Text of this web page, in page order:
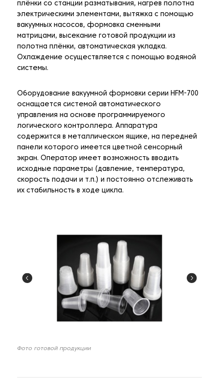
плёнки со станции разматывания, нагрев полотна
электрическими элементами, вытяжка с помощью
вакуумных насосов, формовка сменными
матрицами, высекание готовой продукции из
полотна плёнки, автоматическая укладка.
Охлаждение осуществляется с помощью водяной
системы.
Оборудование вакуумной формовки серии HFM-700
оснащается системой автоматического
управления на основе программируемого
логического контроллера. Аппаратура
содержится в металлическом ящике, на передней
панели которого имеется цветной сенсорный
экран. Оператор имеет возможность вводить
исходные параметры (давление, температура,
скорость подачи и т.п.) и постоянно отслеживать
их стабильность в ходе цикла.
Фото готовой продукции